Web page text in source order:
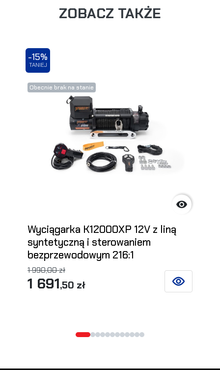
ZOBACZ TAKŻE
-15%
TANIEJ
Obecnie brak na stanie

Wyciągarka K12000XP 12V z liną
syntetyczną i sterowaniem
bezprzewodowym 216:1
1 990,00 zł
1 691,50 zł ZOBACZ